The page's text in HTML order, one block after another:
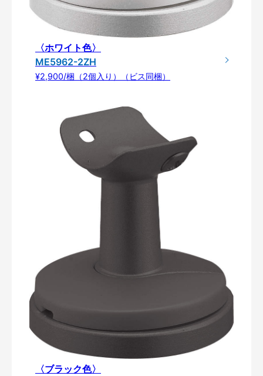
〈ホワイト色〉
ME5962-2ZH
¥2,900/梱（2個入り）（ビス同梱）
〈ブラック色〉